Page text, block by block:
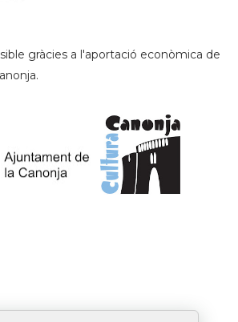
gràcies a l'aportació econòmica de